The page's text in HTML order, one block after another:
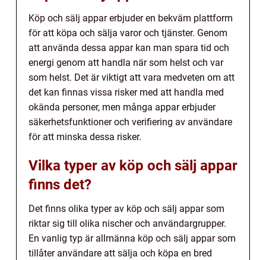
Köp och sälj appar erbjuder en bekväm plattform
för att köpa och sälja varor och tjänster. Genom
att använda dessa appar kan man spara tid och
energi genom att handla när som helst och var
som helst. Det är viktigt att vara medveten om att
det kan finnas vissa risker med att handla med
okända personer, men många appar erbjuder
säkerhetsfunktioner och verifiering av användare
för att minska dessa risker.
Vilka typer av köp och sälj appar
finns det?
Det finns olika typer av köp och sälj appar som
riktar sig till olika nischer och användargrupper.
En vanlig typ är allmänna köp och sälj appar som
tillåter användare att sälja och köpa en bred